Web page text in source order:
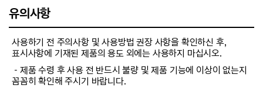
유의사항
사용하기 전 주의사항 및 사용방법 권장 사항을 확인하신 후,
표시사항에 기재된 제품의 용도 외에는 사용하지 마십시오.
－제품 수령 후 사용 전 반드시 불량 및 제품 기능에 이상이 없는지
꼼꼼히 확인해 주시기 바랍니다.